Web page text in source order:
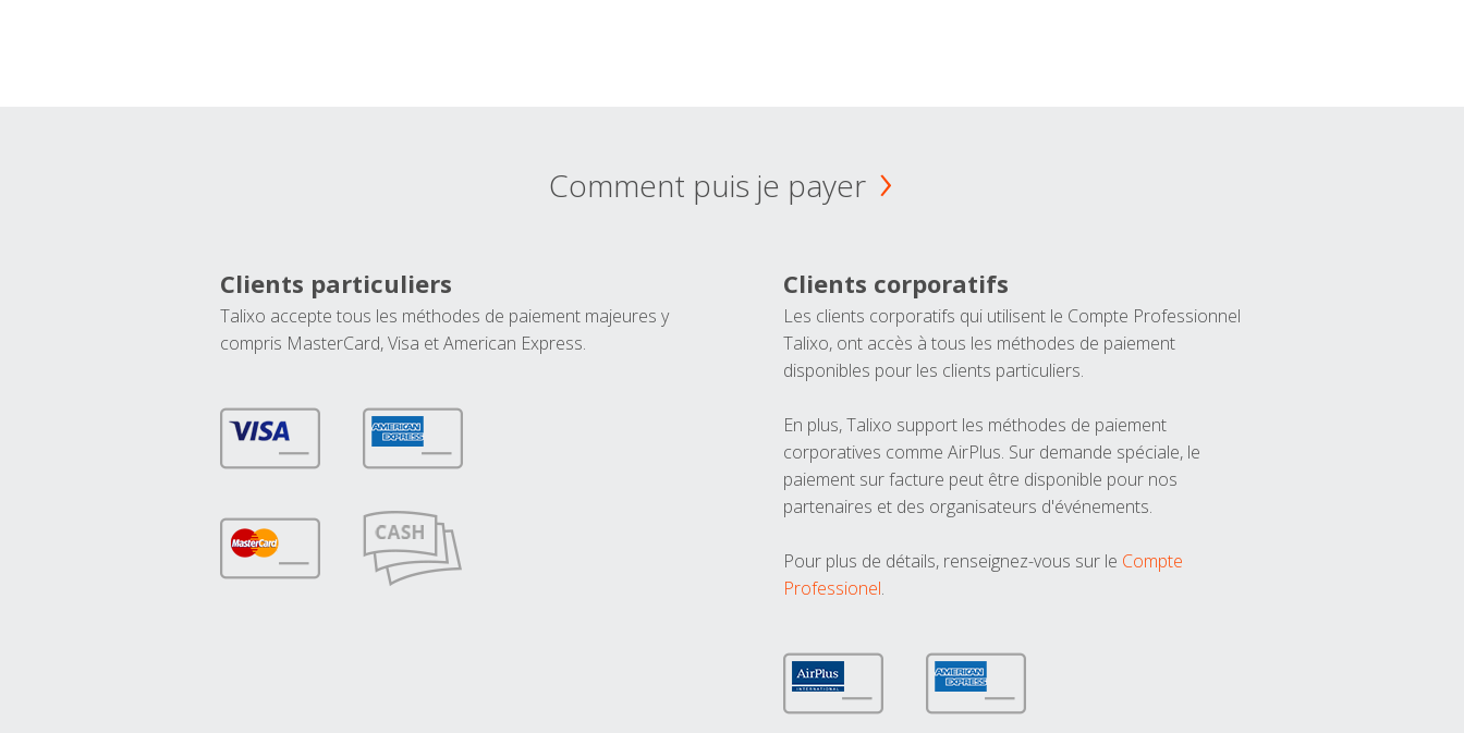
Comment puis je payer
Clients particuliers
Talixo accepte tous les méthodes de paiement majeures y
compris MasterCard, Visa et American Express.
Clients corporatifs
Les clients corporatifs qui utilisent le Compte Professionnel
Talixo, ont accès à tous les méthodes de paiement
disponibles pour les clients particuliers.
En plus, Talixo support les méthodes de paiement
corporatives comme AirPlus. Sur demande spéciale, le
paiement sur facture peut être disponible pour nos
partenaires et des organisateurs d'événements.
Pour plus de détails, renseignez-vous sur le Compte
Professionel.